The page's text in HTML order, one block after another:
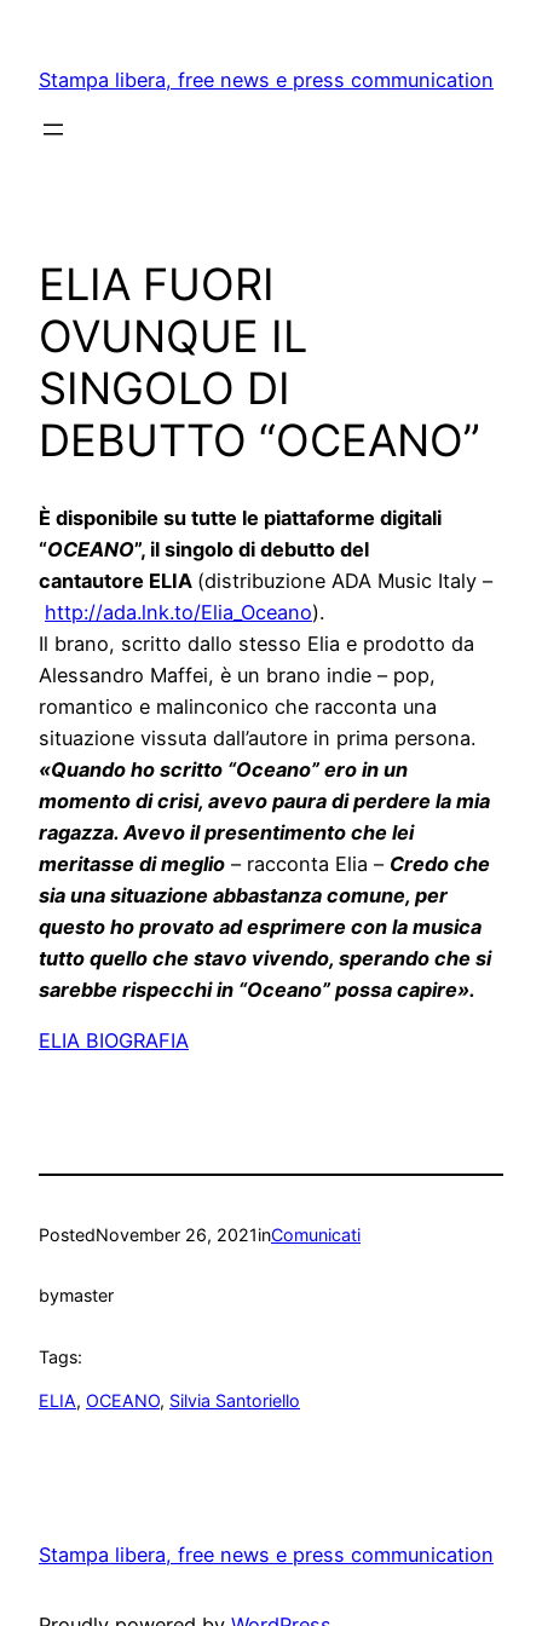
content
Stampa libera, free news e press communication
ELIA FUORI
OVUNQUE IL
SINGOLO DI
DEBUTTO “OCEANO”
È disponibile su tutte le piattaforme digitali
“OCEANO”, il singolo di debutto del
cantautore ELIA (distribuzione ADA Music Italy –
http://ada.lnk.to/Elia_Oceano).
Il brano, scritto dallo stesso Elia e prodotto da
Alessandro Maffei, è un brano indie – pop,
romantico e malinconico che racconta una
situazione vissuta dall’autore in prima persona.
«Quando ho scritto “Oceano” ero in un
momento di crisi, avevo paura di perdere la mia
ragazza. Avevo il presentimento che lei
meritasse di meglio – racconta Elia – Credo che
sia una situazione abbastanza comune, per
questo ho provato ad esprimere con la musica
tutto quello che stavo vivendo, sperando che si
sarebbe rispecchi in “Oceano” possa capire».
ELIA BIOGRAFIA
PostedNovember 26, 2021inComunicati
bymaster
Tags:
ELIA, OCEANO, Silvia Santoriello
Stampa libera, free news e press communication